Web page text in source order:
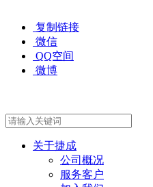
复制链接
微信
QQ空间
微博
关于捷成
公司概况
服务客户